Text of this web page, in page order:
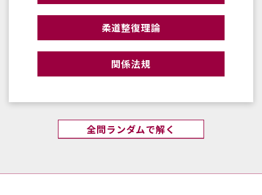
柔道整復理論
関係法規
全問ランダムで解く